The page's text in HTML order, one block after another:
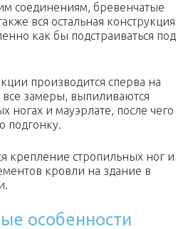
соединениям, бревенчатые
вся остальная конструкция
как бы подстраиваться под
производится сперва на
замеры, выпиливаются
ногах и мауэрлате, после чего
подгонку.
крепление стропильных ног и
кровли на здание в
особенности